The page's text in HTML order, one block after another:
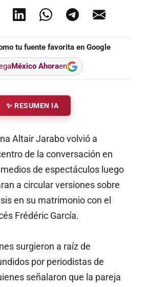
tu fuente favorita en Google
México Ahoraen
✨ RESUMEN IA
Altair Jarabo volvió a
de la conversación en
de espectáculos luego
a circular versiones sobre
en su matrimonio con el
Frédéric García.
surgieron a raíz de
por periodistas de
señalaron que la pareja